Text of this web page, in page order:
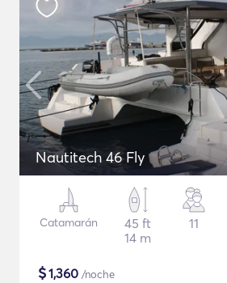
Nautitech 46 Fly
Catamarán
45 ft
14 m
11
$1,360 /noche